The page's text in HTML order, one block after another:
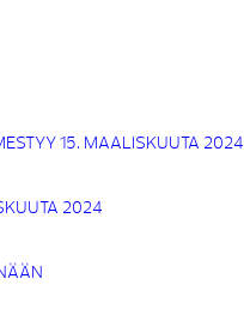
15. MAALISKUUTA 2024
2024